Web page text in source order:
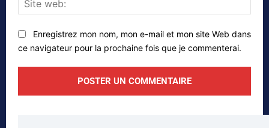
web:
Enregistrez mon nom, mon e-mail et mon site Web dans
ce navigateur pour la prochaine fois que je commenterai.